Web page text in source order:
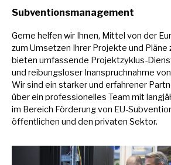
Subventionsmanagement
Gerne helfen wir Ihnen, Mittel von der
zum Umsetzen Ihrer Projekte und Pläne
bieten umfassende Projektzyklus-
und reibungsloser Inanspruchnahme
Wir sind ein starker und erfahrener
über ein professionelles Team mit
im Bereich Förderung von EU-
öffentlichen und den privaten Sektor.